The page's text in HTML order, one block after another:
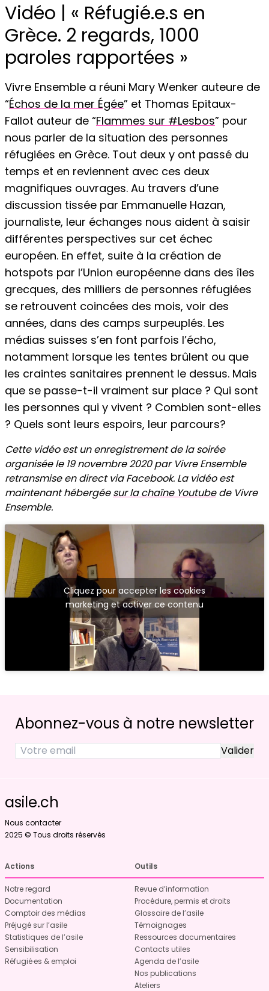
Vidéo | « Réfugié.e.s en
Grèce. 2 regards, 1000
paroles rapportées »
Vivre Ensemble a réuni Mary Wenker auteure de
“Échos de la mer Égée” et Thomas Epitaux-
Fallot auteur de “Flammes sur #Lesbos” pour
nous parler de la situation des personnes
réfugiées en Grèce. Tout deux y ont passé du
temps et en reviennent avec ces deux
magnifiques ouvrages. Au travers d’une
discussion tissée par Emmanuelle Hazan,
journaliste, leur échanges nous aident à saisir
différentes perspectives sur cet échec
européen. En effet, suite à la création de
hotspots par l’Union européenne dans des îles
grecques, des milliers de personnes réfugiées
se retrouvent coincées des mois, voir des
années, dans des camps surpeuplés. Les
médias suisses s’en font parfois l’écho,
notamment lorsque les tentes brûlent ou que
les craintes sanitaires prennent le dessus. Mais
que se passe-t-il vraiment sur place ? Qui sont
les personnes qui y vivent ? Combien sont-elles
? Quels sont leurs espoirs, leur parcours?
Cette vidéo est un enregistrement de la soirée
organisée le 19 novembre 2020 par Vivre Ensemble
retransmise en direct via Facebook. La vidéo est
maintenant hébergéesur la chaîne Youtubede Vivre
Ensemble.
Cliquez pour accepter les cookies
marketing et activer ce contenu
Abonnez-vous à notre newsletter
asile.ch
Nous contacter
2025 © Tous droits réservés
Actions
Notre regard
Documentation
Comptoir des médias
Préjugé sur l’asile
Statistiques de l’asile
Sensibilisation
Réfugié·es & emploi
Outils
Revue d’information
Procédure, permis et droits
Glossaire de l’asile
Témoignages
Ressources documentaires
Contacts utiles
Agenda de l’asile
Nos publications
Ateliers